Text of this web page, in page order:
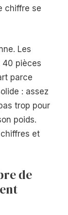
chiffre se
Les
pièces
parce
: assez
trop pour
poids.
et
de